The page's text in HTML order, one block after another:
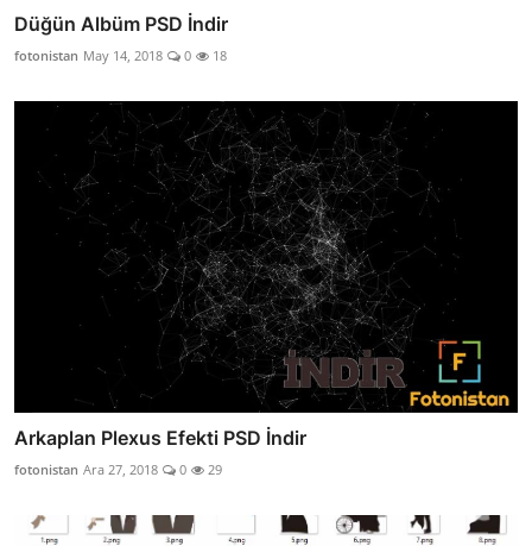
Düğün Albüm PSD İndir
fotonistan May 14, 2018 0 18
Arkaplan Plexus Efekti PSD İndir
fotonistan Ara 27, 2018 0 29